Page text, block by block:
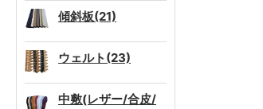
傾斜板(21)
ウェルト(23)
中敷(レザー/合皮/